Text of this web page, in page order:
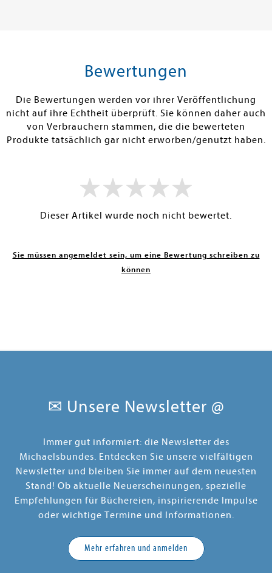
Warenkorb
Bewertungen
Die Bewertungen werden vor ihrer Veröffentlichung
nicht auf ihre Echtheit überprüft. Sie können daher auch
von Verbrauchern stammen, die die bewerteten
Produkte tatsächlich gar nicht erworben/genutzt haben.
Dieser Artikel wurde noch nicht bewertet.
Sie müssen angemeldet sein, um eine Bewertung schreiben zu
können
✉ Unsere Newsletter @
Immer gut informiert: die Newsletter des
Michaelsbundes. Entdecken Sie unsere vielfältigen
Newsletter und bleiben Sie immer auf dem neuesten
Stand! Ob aktuelle Neuerscheinungen, spezielle
Empfehlungen für Büchereien, inspirierende Impulse
oder wichtige Termine und Informationen.
Mehr erfahren und anmelden